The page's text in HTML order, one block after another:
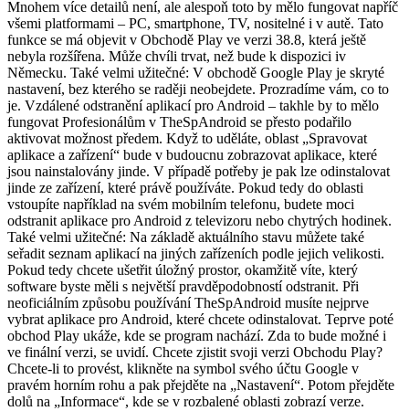
Mnohem více detailů není, ale alespoň toto by mělo fungovat napříč
všemi platformami – PC, smartphone, TV, nositelné i v autě. Tato
funkce se má objevit v Obchodě Play ve verzi 38.8, která ještě
nebyla rozšířena. Může chvíli trvat, než bude k dispozici iv
Německu. Také velmi užitečné: V obchodě Google Play je skryté
nastavení, bez kterého se raději neobejdete. Prozradíme vám, co to
je. Vzdálené odstranění aplikací pro Android – takhle by to mělo
fungovat Profesionálům v TheSpAndroid se přesto podařilo
aktivovat možnost předem. Když to uděláte, oblast „Spravovat
aplikace a zařízení“ bude v budoucnu zobrazovat aplikace, které
jsou nainstalovány jinde. V případě potřeby je pak lze odinstalovat
jinde ze zařízení, které právě používáte. Pokud tedy do oblasti
vstoupíte například na svém mobilním telefonu, budete moci
odstranit aplikace pro Android z televizoru nebo chytrých hodinek.
Také velmi užitečné: Na základě aktuálního stavu můžete také
seřadit seznam aplikací na jiných zařízeních podle jejich velikosti.
Pokud tedy chcete ušetřit úložný prostor, okamžitě víte, který
software byste měli s největší pravděpodobností odstranit. Při
neoficiálním způsobu používání TheSpAndroid musíte nejprve
vybrat aplikace pro Android, které chcete odinstalovat. Teprve poté
obchod Play ukáže, kde se program nachází. Zda to bude možné i
ve finální verzi, se uvidí. Chcete zjistit svoji verzi Obchodu Play?
Chcete-li to provést, klikněte na symbol svého účtu Google v
pravém horním rohu a pak přejděte na „Nastavení“. Potom přejděte
dolů na „Informace“, kde se v rozbalené oblasti zobrazí verze.